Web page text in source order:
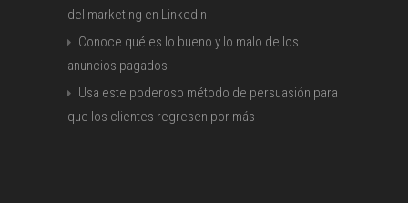
del marketing en LinkedIn
Conoce qué es lo bueno y lo malo de los
anuncios pagados
Usa este poderoso método de persuasión para
que los clientes regresen por más